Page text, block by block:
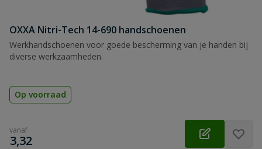
OXXA Nitri-Tech 14-690 handschoenen
Werkhandschoenen voor goede bescherming van je handen bij
diverse werkzaamheden.
Op voorraad
vanaf
€
3,32